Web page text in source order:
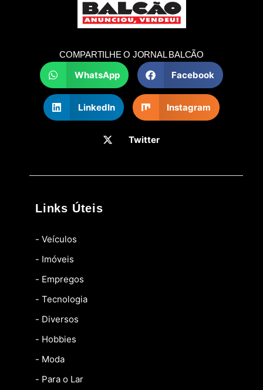
COMPARTILHE O JORNAL BALCÃO
WhatsApp Facebook
LinkedIn Instagram
Twitter
Links Úteis
- Veículos
- Imóveis
- Empregos
- Tecnologia
- Diversos
- Hobbies
- Moda
- Para o Lar